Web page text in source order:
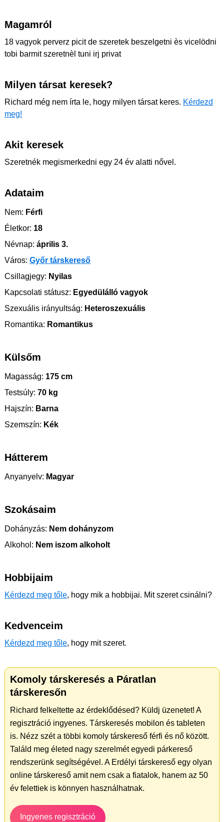
Magamról
18 vagyok perverz picit de szeretek beszelgetni ès vicelödni
tobi barmit szeretnèl tuni irj privat
Milyen társat keresek?
Richard még nem írta le, hogy milyen társat keres. Kérdezd
meg!
Akit keresek
Szeretnék megismerkedni egy 24 év alatti nővel.
Adataim
Nem: Férfi
Életkor: 18
Névnap: április 3.
Város: Győr társkereső
Csillagjegy: Nyilas
Kapcsolati státusz: Egyedülálló vagyok
Szexuális irányultság: Heteroszexuális
Romantika: Romantikus
Külsőm
Magasság: 175 cm
Testsúly: 70 kg
Hajszín: Barna
Szemszín: Kék
Hátterem
Anyanyelv: Magyar
Szokásaim
Dohányzás: Nem dohányzom
Alkohol: Nem iszom alkoholt
Hobbijaim
Kérdezd meg tőle, hogy mik a hobbijai. Mit szeret csinálni?
Kedvenceim
Kérdezd meg tőle, hogy mit szeret.
Komoly társkeresés a Páratlan
társkeresőn
Richard felkeltette az érdeklődésed? Küldj üzenetet! A
regisztráció ingyenes. Társkeresés mobilon és tableten
is. Nézz szét a többi komoly társkereső férfi és nő között.
Találd meg életed nagy szerelmét egyedi párkereső
rendszerünk segítségével. A Erdélyi társkereső egy olyan
online társkereső amit nem csak a fiatalok, hanem az 50
év felettiek is könnyen használhatnak.
Ingyenes regisztráció